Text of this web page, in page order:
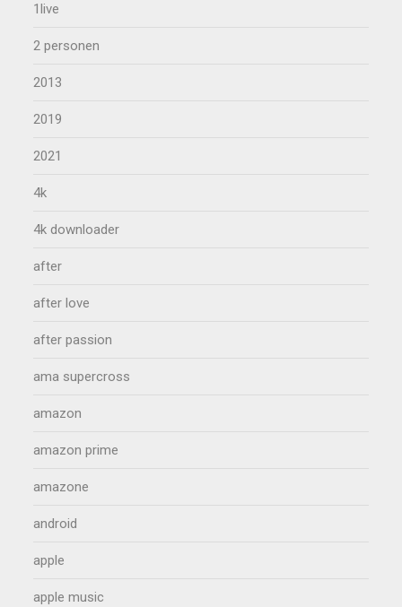
1live
2 personen
2013
2019
2021
4k
4k downloader
after
after love
after passion
ama supercross
amazon
amazon prime
amazone
android
apple
apple music